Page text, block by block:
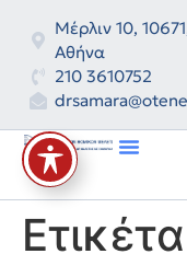
Μέρλιν 10,
Αθήνα
210 3610752